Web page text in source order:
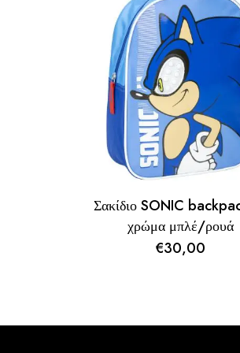
Σακίδιο SONIC
χρώμα μπλέ/ρουά
€30,00